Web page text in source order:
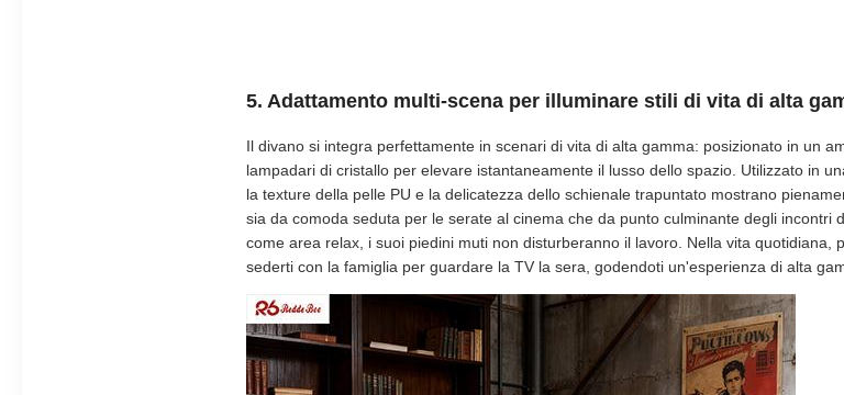
5. Adattamento multi-scena per illuminare stili di vita di alta
Il divano si integra perfettamente in scenari di vita di alta gamma: posizionato in un
lampadari di cristallo per elevare istantaneamente il lusso dello spazio. Utilizzato in
la texture della pelle PU e la delicatezza dello schienale trapuntato mostrano
sia da comoda seduta per le serate al cinema che da punto culminante degli incontri
come area relax, i suoi piedini muti non disturberanno il lavoro. Nella vita quotidiana,
sederti con la famiglia per guardare la TV la sera, godendoti un'esperienza di alta